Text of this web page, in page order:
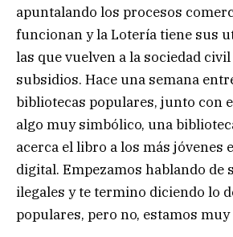
apuntalando los procesos
funcionan y la Lotería tiene sus
las que vuelven a la sociedad
subsidios. Hace una semana
bibliotecas populares, junto con
algo muy simbólico, una
acerca el libro a los más jóvenes
digital. Empezamos hablando de
ilegales y te termino diciendo lo
populares, pero no, estamos